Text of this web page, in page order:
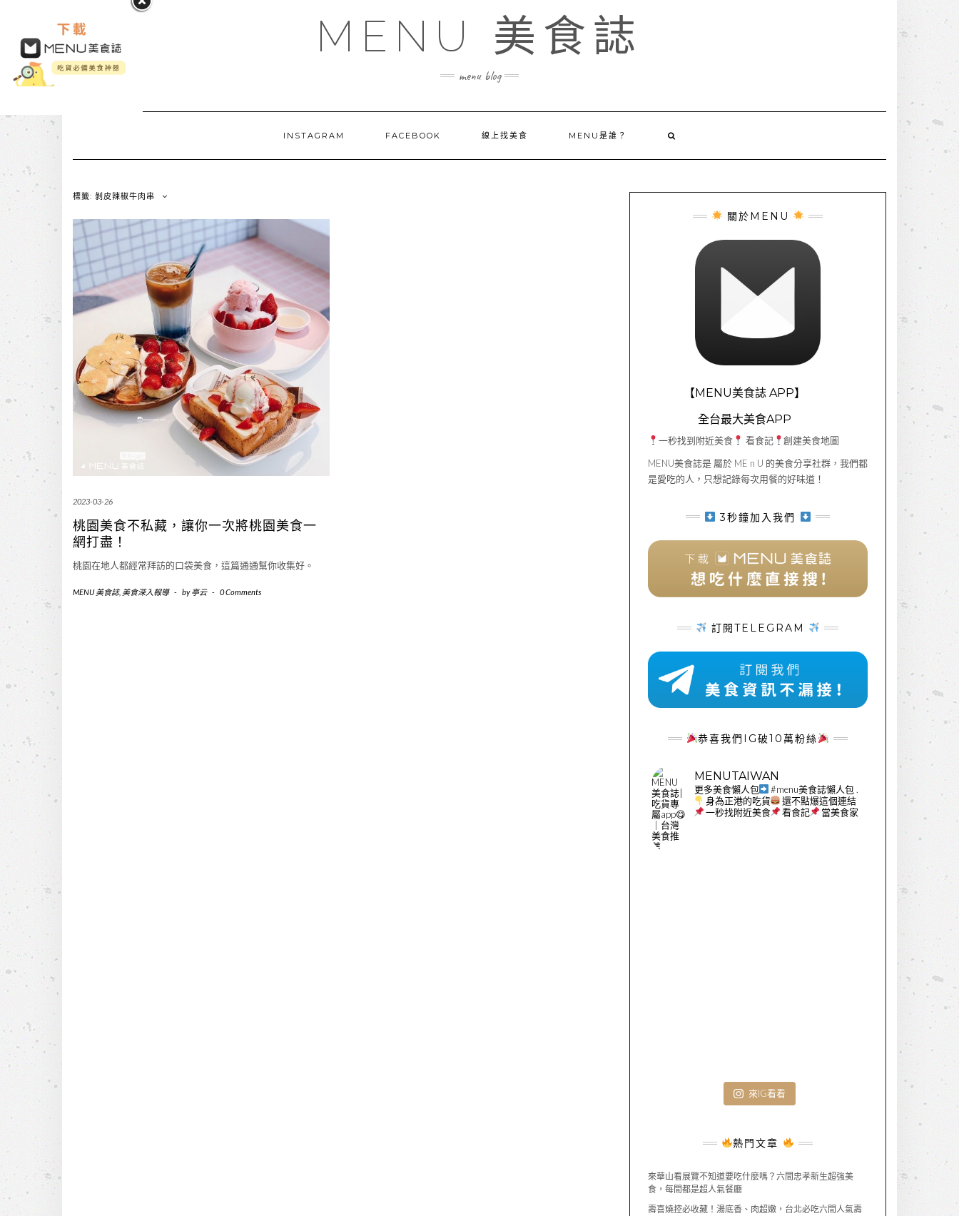
MENU 美食誌
menu blog
INSTAGRAM FACEBOOK 線上找美食 MENU是誰？
標籤: 剝皮辣椒牛肉串
2023-03-26
桃園美食不私藏，讓你一次將桃園美食一
網打盡！
桃園在地人都經常拜訪的口袋美食，這篇通通幫你收集好。
MENU 美食誌, 美食深入報導 - by亭云 - 0 Comments
關於MENU
【MENU美食誌 APP】
全台最大美食APP
一秒找到附近美食 看食記
創建美食地圖
MENU美食誌是 屬於 ME n U 的美食分享社群，我們都
是愛吃的人，只想記錄每次用餐的好味道！
3秒鐘加入我們
訂閱TELEGRAM
恭喜我們IG破10萬粉絲
MENUTAIWAN
更多美食懶人包 #menu美食誌懶人包 .
身為正港的吃貨
還不點爆這個連結
一秒找附近美食
看食記 當美食家
來IG看看
熱門文章
來華山看展覽不知道要吃什麼嗎？六間忠孝新生超強美
食，每間都是超人氣餐廳
壽喜燒控必收藏！湯底香、肉超嫩，台北必吃六間人氣壽